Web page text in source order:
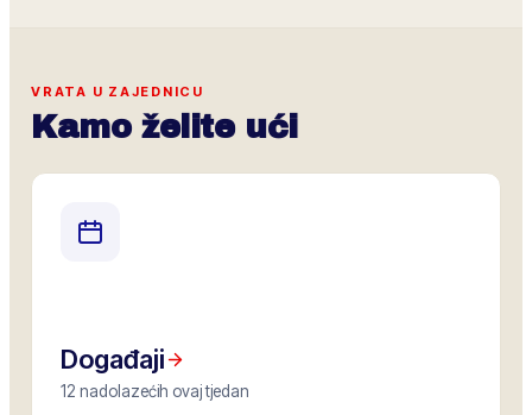
VRATA U ZAJEDNICU
Kamo želite ući
Događaji
12 nadolazećih ovaj tjedan